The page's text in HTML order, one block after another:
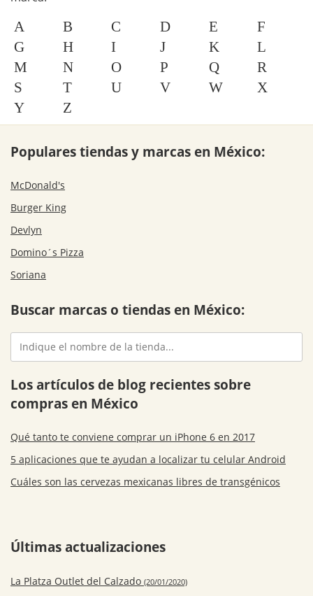
A B C D E
F
G
H I J K
L
M
N O P Q
R
S
T U V W
X
Y
Z
Populares tiendas y marcas en México:
McDonald's
Burger King
Devlyn
Domino´s Pizza
Soriana
Buscar marcas o tiendas en México:
Los artículos de blog recientes sobre
compras en México
Qué tanto te conviene comprar un iPhone 6 en 2017
5 aplicaciones que te ayudan a localizar tu celular Android
Cuáles son las cervezas mexicanas libres de transgénicos
Últimas actualizaciones
La Platza Outlet del Calzado (20/01/2020)